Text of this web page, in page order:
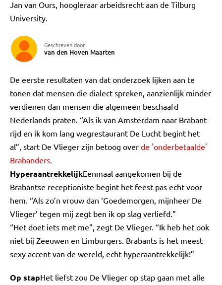
Jan van Ours, hoogleraar arbeidsrecht aan de Tilburg
University.
Geschreven door
van den Hoven Maarten
De eerste resultaten van dat onderzoek lijken aan te
tonen dat mensen die dialect spreken, aanzienlijk minder
verdienen dan mensen die algemeen beschaafd
Nederlands praten. “Als ik van Amsterdam naar Brabant
rijd en ik kom lang wegrestaurant De Lucht begint het
al”, start De Vlieger zijn betoog over de 'onderbetaalde'
Brabanders.
HyperaantrekkelijkEenmaal aangekomen bij de
Brabantse receptioniste begint het feest pas echt voor
hem. “Als zo’n vrouw dan ‘Goedemorgen, mijnheer De
Vlieger’ tegen mij zegt ben ik op slag verliefd.”
“Het doet iets met me”, zegt De Vlieger. “Ik heb het ook
niet bij Zeeuwen en Limburgers. Brabants is het meest
sexy accent van de wereld, echt hyperaantrekkelijk!”
Op stapHet liefst zou De Vlieger op stap gaan met alle